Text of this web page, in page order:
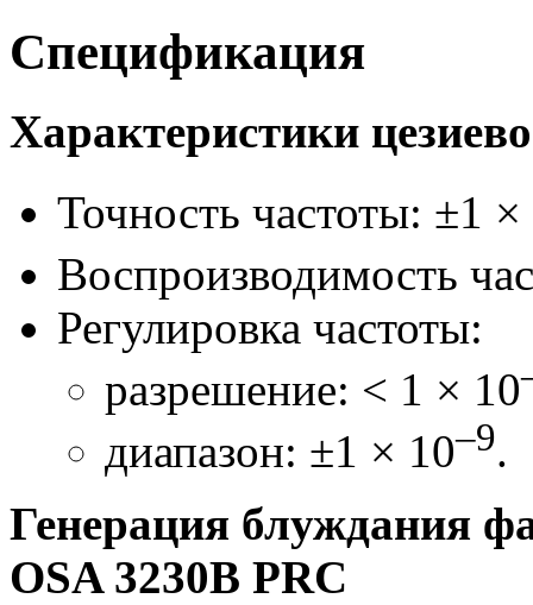
Спецификация
Характеристики
Точность частоты: ±1 ×
Воспроизводимость
Регулировка частоты:
разрешение: < 1 × 10
диапазон: ±1 × 10–9.
Генерация блуждания
OSA 3230B PRC